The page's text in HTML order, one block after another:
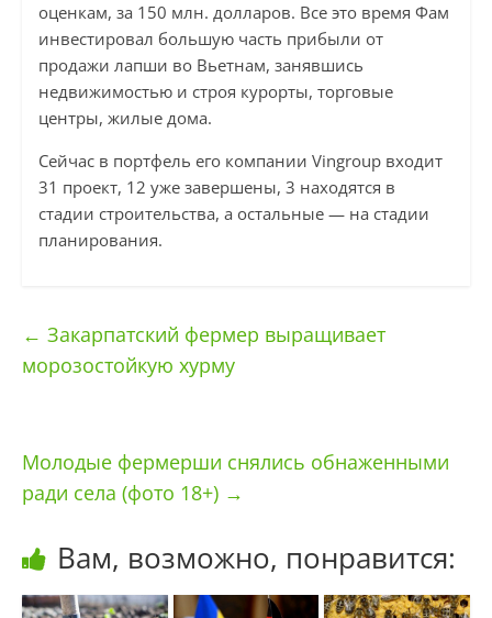
оценкам, за 150 млн. долларов. Все это время Фам
инвестировал большую часть прибыли от
продажи лапши во Вьетнам, занявшись
недвижимостью и строя курорты, торговые
центры, жилые дома.
Сейчас в портфель его компании Vingroup входит
31 проект, 12 уже завершены, 3 находятся в
стадии строительства, а остальные — на стадии
планирования.
← Закарпатский фермер выращивает
морозостойкую хурму
Молодые фермерши снялись обнаженными
ради села (фото 18+) →
Вам, возможно, понравится: